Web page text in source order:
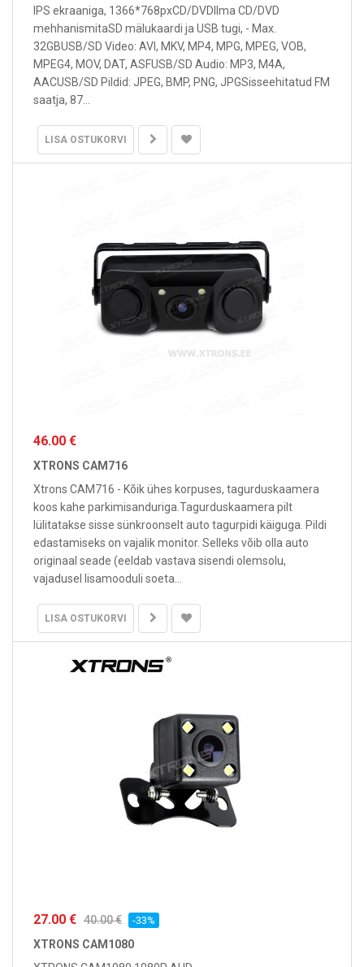
IPS ekraaniga, 1366*768pxCD/DVDIlma CD/DVD
mehhanismitaSD mälukaardi ja USB tugi, - Max.
32GBUSB/SD Video: AVI, MKV, MP4, MPG, MPEG, VOB,
MPEG4, MOV, DAT, ASFUSB/SD Audio: MP3, M4A,
AACUSB/SD Pildid: JPEG, BMP, PNG, JPGSisseehitatud FM
saatja, 87...
LISA OSTUKORVI
46.00 €
XTRONS CAM716
Xtrons CAM716 - Kõik ühes korpuses, tagurduskaamera
koos kahe parkimisanduriga.Tagurduskaamera pilt
lülitatakse sisse sünkroonselt auto tagurpidi käiguga. Pildi
edastamiseks on vajalik monitor. Selleks võib olla auto
originaal seade (eeldab vastava sisendi olemsolu,
vajadusel lisamooduli soeta...
LISA OSTUKORVI
27.00 € 40.00 € -33%
XTRONS CAM1080